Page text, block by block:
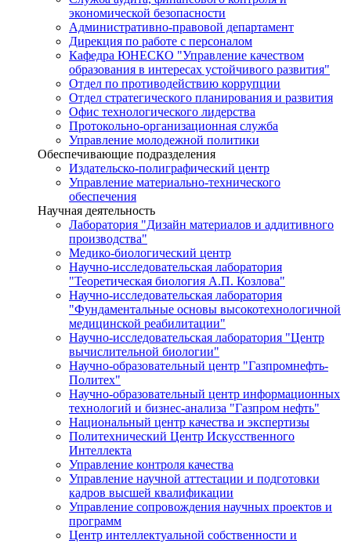
экономической безопасности
Административно-правовой департамент
Дирекция по работе с персоналом
Кафедра ЮНЕСКО "Управление качеством
образования в интересах устойчивого развития"
Отдел по противодействию коррупции
Отдел стратегического планирования и развития
Офис технологического лидерства
Протокольно-организационная служба
Управление молодежной политики
Обеспечивающие подразделения
Издательско-полиграфический центр
Управление материально-технического
обеспечения
Научная деятельность
Лаборатория "Дизайн материалов и аддитивного
производства"
Медико-биологический центр
Научно-исследовательская лаборатория
"Теоретическая биология А.П. Козлова"
Научно-исследовательская лаборатория
"Фундаментальные основы высокотехнологичной
медицинской реабилитации"
Научно-исследовательская лаборатория "Центр
вычислительной биологии"
Научно-образовательный центр "Газпромнефть-
Политех"
Научно-образовательный центр информационных
технологий и бизнес-анализа "Газпром нефть"
Национальный центр качества и экспертизы
Политехнический Центр Искусственного
Интеллекта
Управление контроля качества
Управление научной аттестации и подготовки
кадров высшей квалификации
Управление сопровождения научных проектов и
программ
Центр интеллектуальной собственности и